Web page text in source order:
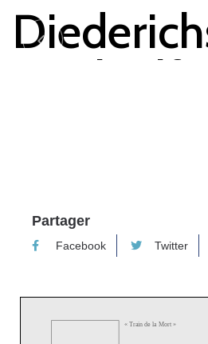
Noel-
Partager
Facebook Twitter